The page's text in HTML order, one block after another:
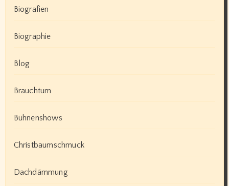
Biografien
Biographie
Blog
Brauchtum
Bühnenshows
Christbaumschmuck
Dachdämmung